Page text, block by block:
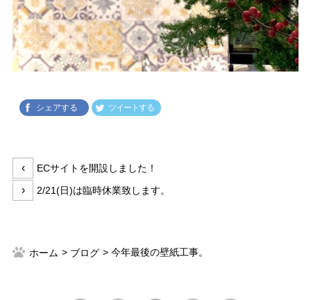
シェアする ツイートする
投
稿
ナ
ー
‹
前
ECサイトを開設しました！
›
次
2/21(日)は臨時休業致します。
ホーム ブログ 今年最後の壁紙工事。